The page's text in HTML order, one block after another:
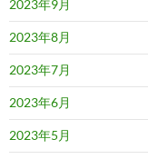
2023年9月
2023年8月
2023年7月
2023年6月
2023年5月